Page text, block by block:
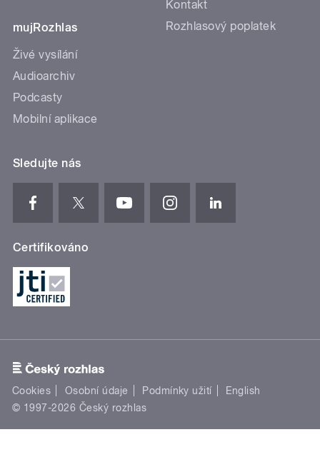
mujRozhlas
Živé vysílání
Audioarchiv
Podcasty
Mobilní aplikace
Kontakt
Rozhlasový poplatek
Sledujte nás
Certifikováno
Cookies Osobní údaje Podmínky užití
English
© 1997-2026 Český rozhlas